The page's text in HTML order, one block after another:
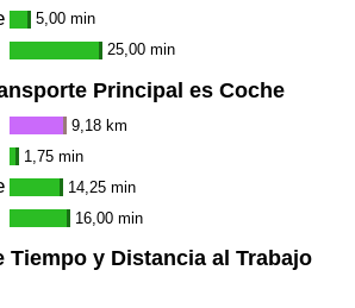
5,00 min
25,00 min
Principal es Coche
9,18 km
1,75 min
14,25 min
16,00 min
Tiempo y Distancia al Trabajo